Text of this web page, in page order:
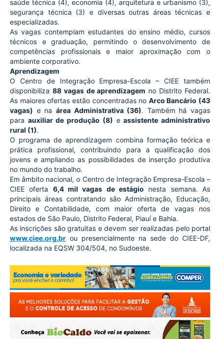
saúde técnica (4), economia (4), arquitetura e urbanismo (3),
segurança técnica (3) e diversas outras áreas técnicas e
especializadas.
As vagas contemplam estudantes do ensino médio, cursos
técnicos e graduação, permitindo o desenvolvimento de
competências profissionais e maior aproximação com o
ambiente corporativo.
Aprendizagem
O Centro de Integração Empresa-Escola – CIEE também
disponibiliza 88 vagas de aprendizagem no Distrito Federal.
As maiores ofertas estão concentradas no Arco Bancário (43
vagas) e na área Administrativa (36). Também há vagas
para auxiliar de produção (8) e assistente administrativo
rural (1).
O programa de aprendizagem combina formação teórica e
prática profissional, contribuindo para a qualificação dos
jovens e ampliando as possibilidades de inserção produtiva
no mundo do trabalho.
Em âmbito nacional, o Centro de Integração Empresa-Escola –
CIEE oferta 6,4 mil vagas de estágio nesta semana. As
principais áreas contratando são Administração, Educação,
Direito e Contabilidade, com maior oferta de vagas nos
estados de São Paulo, Distrito Federal, Piauí e Bahia.
www.ciee.org.br ou presencialmente na sede do CIEE-DF,
localizada na EQSW 304/504, no Sudoeste.